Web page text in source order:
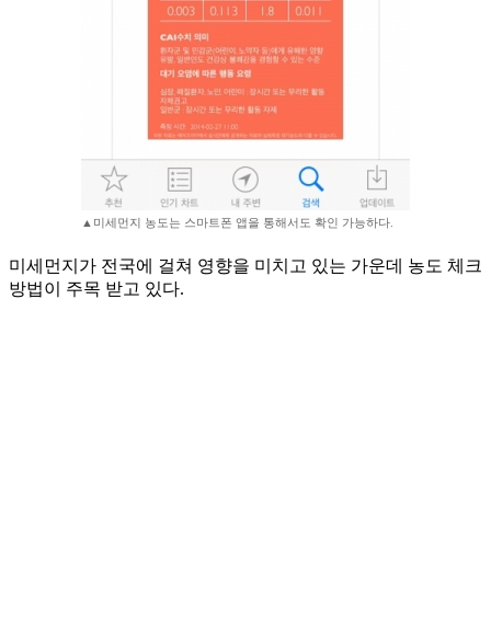
▲미세먼지 농도는 스마트폰 앱을 통해서도 확인 가능하다.
미세먼지가 전국에 걸쳐 영향을 미치고 있는 가운데 농도 체크
방법이 주목 받고 있다.